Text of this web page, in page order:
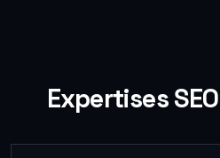
Expertises